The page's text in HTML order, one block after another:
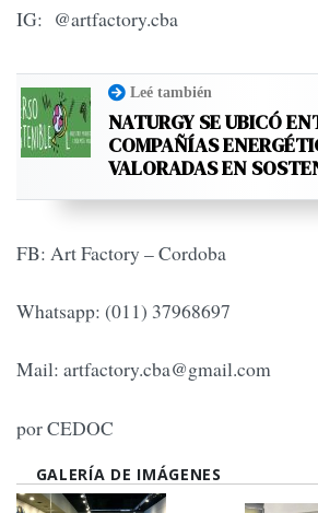
IG: @artfactory.cba
Leé también
NATURGY SE UBICÓ
COMPAÑÍAS
VALORADAS EN
FB: Art Factory – Cordoba
Whatsapp: (011) 37968697
Mail: artfactory.cba@gmail.com
por CEDOC
GALERÍA DE IMÁGENES